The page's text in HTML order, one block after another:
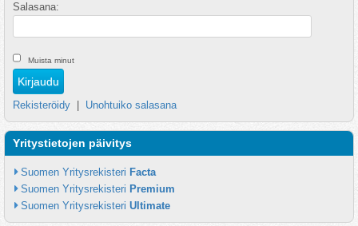
Salasana:
Muista minut
Rekisteröidy Unohtuiko salasana
Yritystietojen päivitys
Suomen Yritysrekisteri Facta
Suomen Yritysrekisteri Premium
Suomen Yritysrekisteri Ultimate